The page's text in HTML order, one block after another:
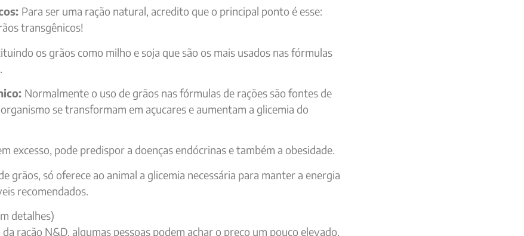
Para ser uma ração natural, acredito que o principal ponto é esse:
transgênicos!
os grãos como milho e soja que são os mais usados nas fórmulas
Normalmente o uso de grãos nas fórmulas de rações são fontes de
se transformam em açucares e aumentam a glicemia do
excesso, pode predispor a doenças endócrinas e também a obesidade.
grãos, só oferece ao animal a glicemia necessária para manter a energia
recomendados.
detalhes)
da ração N&D, algumas pessoas podem achar o preço um pouco elevado.